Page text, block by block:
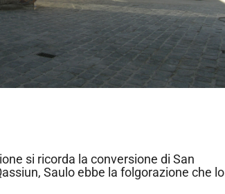
si ricorda la conversione di San
Saulo ebbe la folgorazione che lo